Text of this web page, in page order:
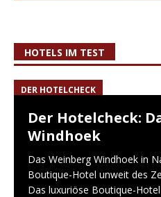
HOTELS IM TEST
DER HOTELCHECK
Der Hotelcheck:
Windhoek
Das Weinberg Windhoek in
Boutique-Hotel unweit des
Das luxuriöse Boutique-